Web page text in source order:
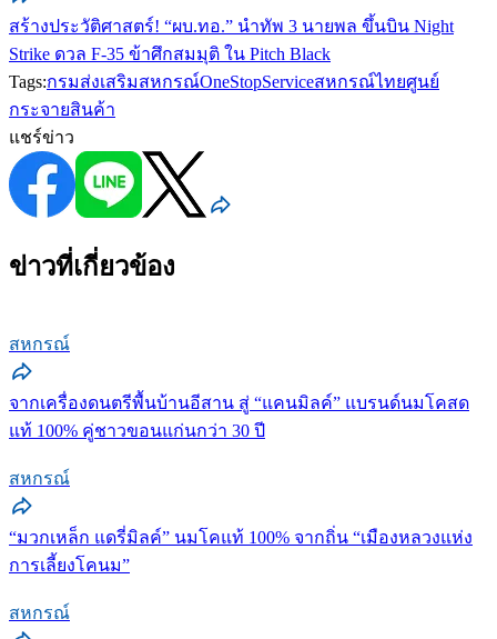
สร้างประวัติศาสตร์! “ผบ.ทอ.” นำทัพ 3 นายพล ขึ้นบิน Night
Strike ดวล F-35 ข้าศึกสมมุติ ใน Pitch Black
Tags:กรมส่งเสริมสหกรณ์OneStopServiceสหกรณ์ไทยศูนย์
กระจายสินค้า
แชร์ข่าว
ข่าวที่เกี่ยวข้อง
สหกรณ์
จากเครื่องดนตรีพื้นบ้านอีสาน สู่ “แคนมิลค์” แบรนด์นมโคสด
แท้ 100% คู่ชาวขอนแก่นกว่า 30 ปี
สหกรณ์
“มวกเหล็ก แดรี่มิลค์” นมโคแท้ 100% จากถิ่น “เมืองหลวงแห่ง
การเลี้ยงโคนม”
สหกรณ์